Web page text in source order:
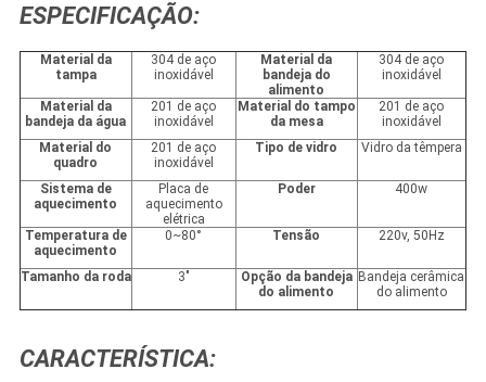
ESPECIFICAÇÃO:
Material da
tampa
304 de aço
inoxidável
Material da
bandeja do
alimento
304 de aço
inoxidável
Material da
bandeja da água
201 de aço
inoxidável
Material do tampo
da mesa
201 de aço
inoxidável
Material do
quadro
201 de aço
inoxidável
Tipo de vidro Vidro da têmpera
Sistema de
aquecimento
Placa de
aquecimento
elétrica
Poder 400w
Temperatura de
aquecimento
0~80° Tensão 220v, 50Hz
Tamanho da roda 3"
Opção da bandeja
do alimento
Bandeja cerâmica
do alimento
CARACTERÍSTICA: